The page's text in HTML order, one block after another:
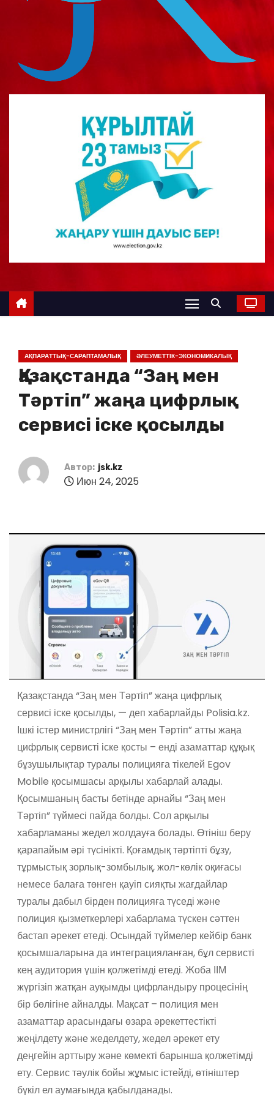
АҚПАРАТТЫҚ-САРАПТАМАЛЫҚ ӘЛЕУМЕТТІК-ЭКОНОМИКАЛЫҚ
Қазақстанда “Заң мен
Тәртіп” жаңа цифрлық
сервисі іске қосылды
Автор: jsk.kz
Июн 24, 2025
Қазақстанда “Заң мен Тәртіп” жаңа цифрлық
сервисі іске қосылды, — деп хабарлайды Polisia.kz.
Ішкі істер министрлігі “Заң мен Тәртіп” атты жаңа
цифрлық сервисті іске қосты – енді азаматтар құқық
бұзушылықтар туралы полицияға тікелей Egov
Mobile қосымшасы арқылы хабарлай алады.
Қосымшаның басты бетінде арнайы “Заң мен
Тәртіп” түймесі пайда болды. Сол арқылы
хабарламаны жедел жолдауға болады. Өтініш беру
қарапайым әрі түсінікті. Қоғамдық тәртіпті бұзу,
тұрмыстық зорлық-зомбылық, жол-көлік оқиғасы
немесе балаға төнген қауіп сияқты жағдайлар
туралы дабыл бірден полицияға түседі және
полиция қызметкерлері хабарлама түскен сәттен
бастап әрекет етеді. Осындай түймелер кейбір банк
қосымшаларына да интеграцияланған, бұл сервисті
кең аудитория үшін қолжетімді етеді. Жоба ІІМ
жүргізіп жатқан ауқымды цифрландыру процесінің
бір бөлігіне айналды. Мақсат – полиция мен
азаматтар арасындағы өзара әрекеттестікті
жеңілдету және жеделдету, жедел әрекет ету
деңгейін арттыру және көмекті барынша қолжетімді
ету. Сервис тәулік бойы жұмыс істейді, өтініштер
бүкіл ел аумағында қабылданады.